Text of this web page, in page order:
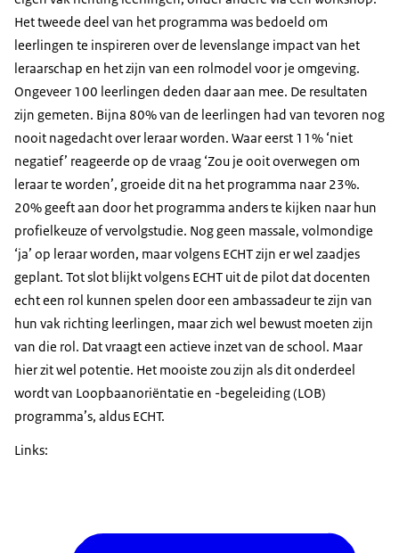
Het tweede deel van het programma was bedoeld om
leerlingen te inspireren over de levenslange impact van het
leraarschap en het zijn van een rolmodel voor je omgeving.
Ongeveer 100 leerlingen deden daar aan mee. De resultaten
zijn gemeten. Bijna 80% van de leerlingen had van tevoren nog
nooit nagedacht over leraar worden. Waar eerst 11% ‘niet
negatief’ reageerde op de vraag ‘Zou je ooit overwegen om
leraar te worden’, groeide dit na het programma naar 23%.
20% geeft aan door het programma anders te kijken naar hun
profielkeuze of vervolgstudie. Nog geen massale, volmondige
‘ja’ op leraar worden, maar volgens ECHT zijn er wel zaadjes
geplant. Tot slot blijkt volgens ECHT uit de pilot dat docenten
echt een rol kunnen spelen door een ambassadeur te zijn van
hun vak richting leerlingen, maar zich wel bewust moeten zijn
van die rol. Dat vraagt een actieve inzet van de school. Maar
hier zit wel potentie. Het mooiste zou zijn als dit onderdeel
wordt van Loopbaanoriëntatie en -begeleiding (LOB)
programma’s, aldus ECHT.
Links: